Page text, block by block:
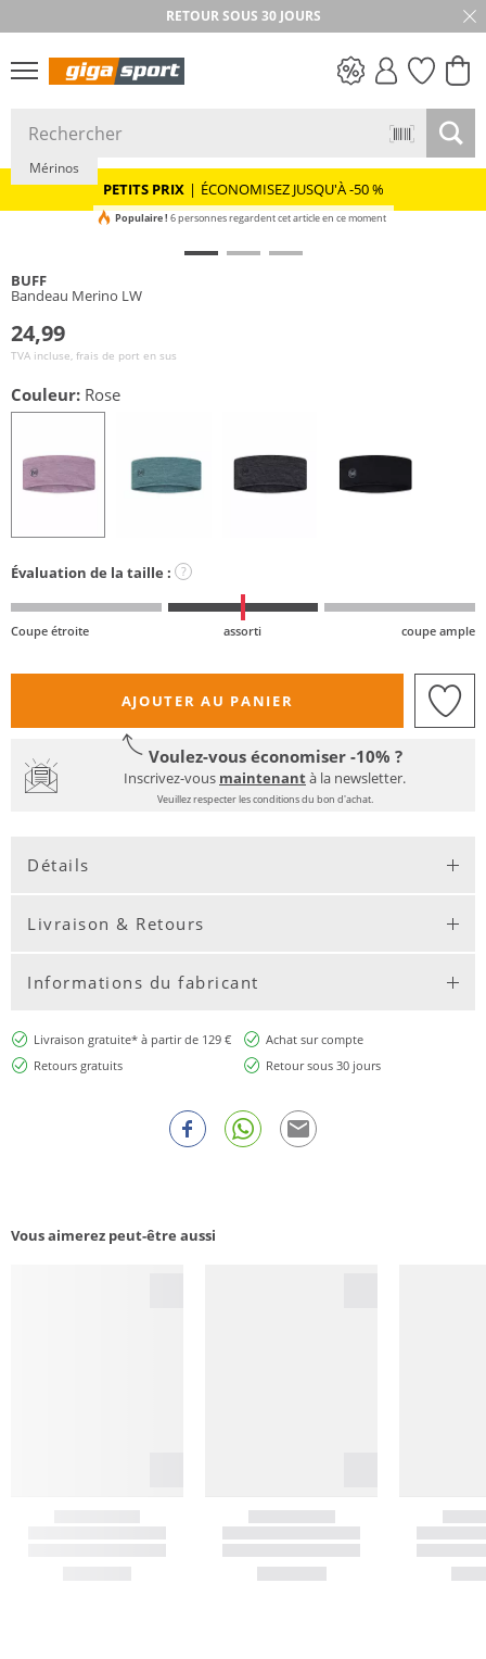
RETOUR SOUS 30 JOURS
PETITS PRIX
PETITS PRIX | ÉCONOMISEZ JUSQU'À -50 %
Durable
Mérinos
Populaire ! 6 personnes regardent cet article en ce moment
BUFF
Bandeau Merino LW
24,99
TVA incluse, frais de port en sus
Couleur: Rose
Évaluation de la taille : ?
Coupe étroite assorti coupe ample
AJOUTER AU PANIER
Voulez-vous économiser -10% ?
Inscrivez-vous maintenantà la newsletter.
Veuillez respecter les conditions du bon d'achat.
Détails
Livraison & Retours
Informations du fabricant
Livraison gratuite* à partir de 129 €
Achat sur compte
Retours gratuits
Retour sous 30 jours
Vous aimerez peut-être aussi